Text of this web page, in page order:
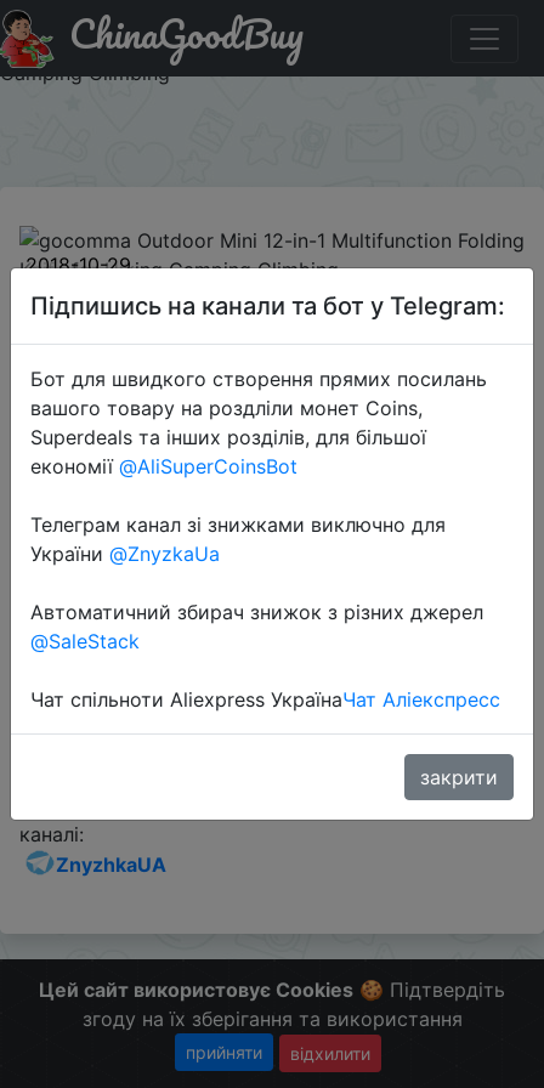
Придбати по знижці ACHALLOWEEN64 gocomma
Outdoor Mini 12-in-1 Multifunction Folding Knife for Hiking
Camping Climbing
ChinaGoodBuy
2018-10-29
gocomma Outdoor Mini 12-in-1
Multifunction Folding Knife for
Hiking Camping Climbing
$3.99
Промокод:
Слідкуйте за знижками на мобільному, в телеграм
каналі:
ZnyzhkaUA
Цей сайт використовує Cookies 🍪 Підтвердіть
згоду на їх зберігання та використання
прийняти відхилити
Підпишись на канали та бот у Telegram:
Бот для швидкого створення прямих посилань
вашого товару на роздліли монет Coins,
Superdeals та інших розділів, для більшої
економії @AliSuperCoinsBot
Телеграм канал зі знижками виключно для
України @ZnyzkaUa
Автоматичний збирач знижок з різних джерел
@SaleStack
Чат спільноти Aliexpress УкраїнаЧат Аліекспресс
закрити